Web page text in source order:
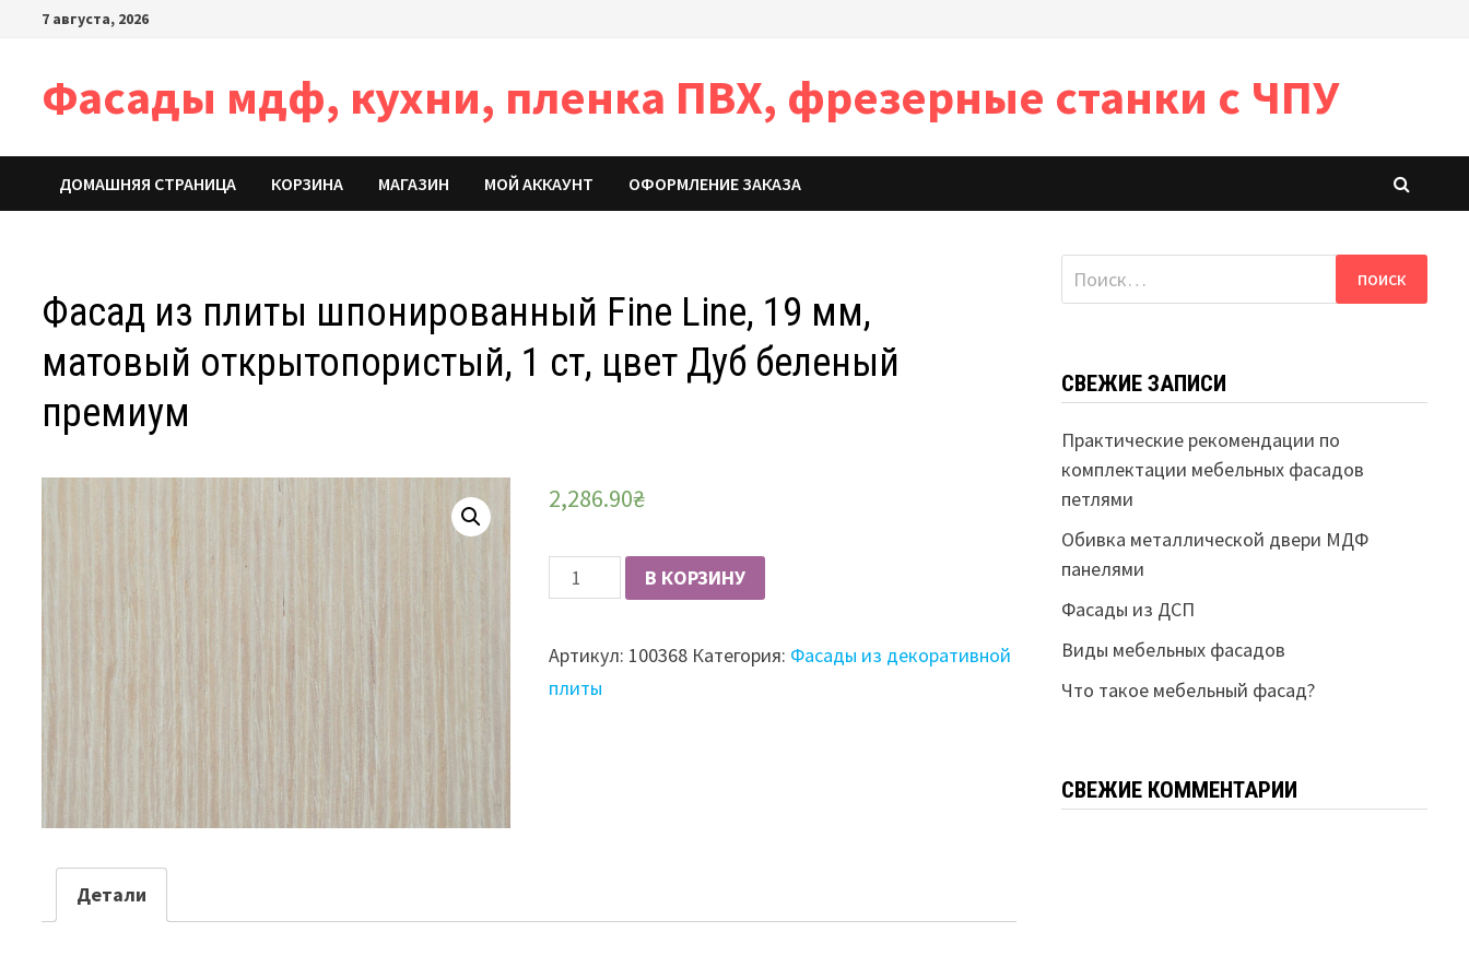
Перейти7 августа, 2026
Фасады мдф, кухни, пленка ПВХ, фрезерные станки с ЧПУ
ДОМАШНЯЯ СТРАНИЦА КОРЗИНА МАГАЗИН МОЙ АККАУНТ ОФОРМЛЕНИЕ ЗАКАЗА
Фасад из плиты шпонированный Fine Line, 19 мм,
матовый открытопористый, 1 ст, цвет Дуб беленый
премиум
2,286.90₴
Количество
Фасад
плиты
шпонированный
В КОРЗИНУ
Артикул: 100368 Категория: Фасады из декоративной
плиты
Детали
Найти:
СВЕЖИЕ ЗАПИСИ
Практические рекомендации по
комплектации мебельных фасадов
петлями
Обивка металлической двери МДФ
панелями
Фасады из ДСП
Виды мебельных фасадов
Что такое мебельный фасад?
СВЕЖИЕ КОММЕНТАРИИ